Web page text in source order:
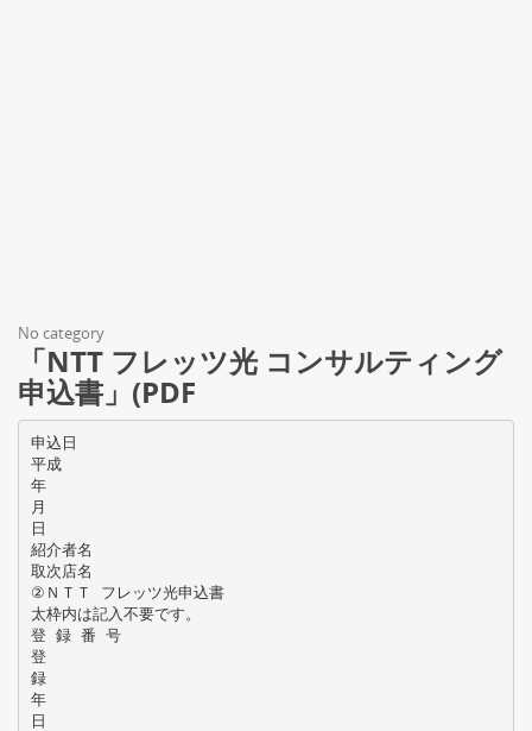
No category
「NTT フレッツ光 コンサルティング
申込書」(PDF
申込日
平成
年
月
日
紹介者名
取次店名
②ＮＴＴ フレッツ光申込書
太枠内は記入不要です。
登 録 番 号
登
録
年
日